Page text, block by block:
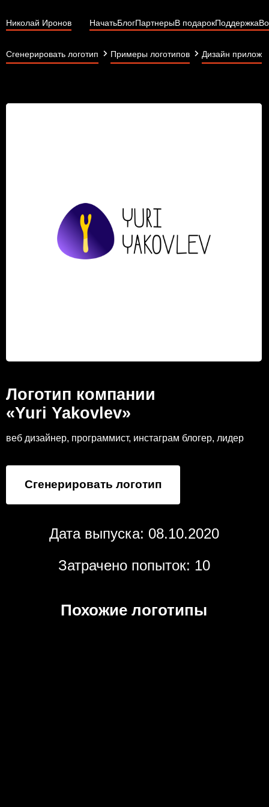
Николай Иронов НачатьБлогПартнерыВ подарокПоддержка
Сгенерировать логотип Примеры логотипов Дизайн
Логотип компании
«Yuri Yakovlev»
веб дизайнер, программист, инстаграм блогер, лидер
Сгенерировать логотип
Дата выпуска: 08.10.2020
Затрачено попыток: 10
Похожие логотипы